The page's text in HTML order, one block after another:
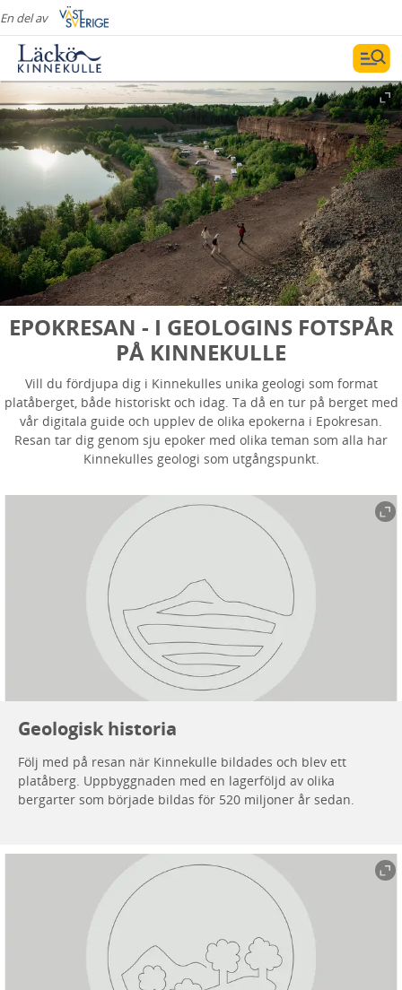
En del av
EPOKRESAN - I GEOLOGINS FOTSPÅR
PÅ KINNEKULLE
Vill du fördjupa dig i Kinnekulles unika geologi som format
platåberget, både historiskt och idag. Ta då en tur på berget med
vår digitala guide och upplev de olika epokerna i Epokresan.
Resan tar dig genom sju epoker med olika teman som alla har
Kinnekulles geologi som utgångspunkt.
Geologisk historia
Följ med på resan när Kinnekulle bildades och blev ett
platåberg. Uppbyggnaden med en lagerföljd av olika
bergarter som började bildas för 520 miljoner år sedan.